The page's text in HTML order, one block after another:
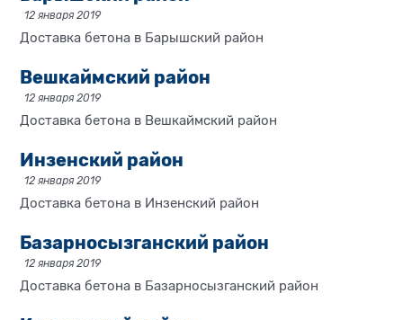
12 января 2019
Доставка бетона в Барышский район
Вешкаймский район
12 января 2019
Доставка бетона в Вешкаймский район
Инзенский район
12 января 2019
Доставка бетона в Инзенский район
Базарносызганский район
12 января 2019
Доставка бетона в Базарносызганский район